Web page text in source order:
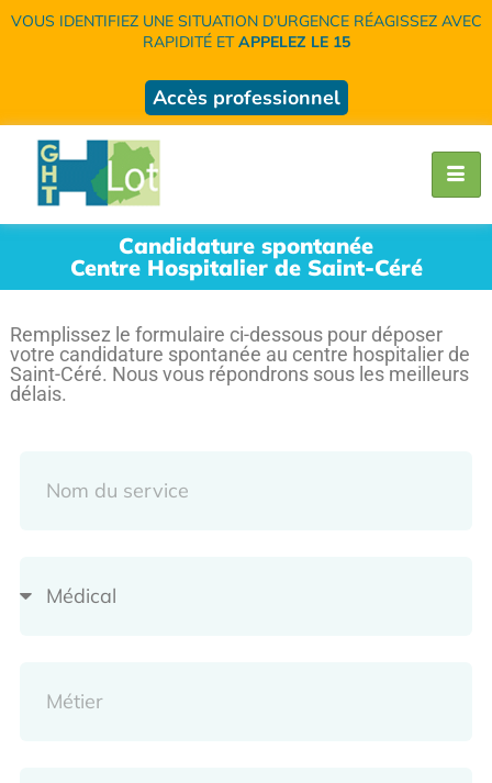
VOUS IDENTIFIEZ UNE SITUATION D’URGENCE RÉAGISSEZ AVEC
RAPIDITÉ ETAPPELEZ LE 15
Accès professionnel
Candidature spontanée
Centre Hospitalier de Saint-Céré
Remplissez le formulaire ci-dessous pour déposer
votre candidature spontanée au centre hospitalier de
Saint-Céré. Nous vous répondrons sous les meilleurs
délais.